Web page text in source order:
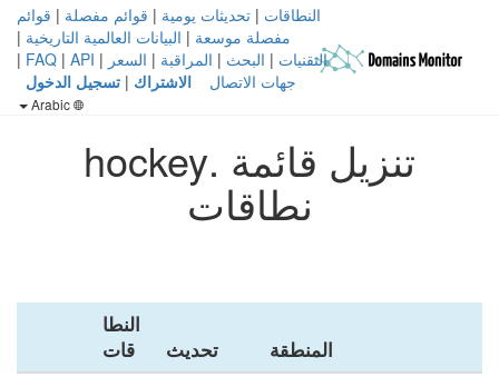
النطاقات | تحديثات يومية | قوائم مفصلة | قوائم
مفصلة موسعة | البيانات العالمية التاريخية |
التقنيات | البحث | المراقبة | السعر |
FAQ | API
|
جهات الاتصال
الاشتراك | تسجيل الدخول
تنزيل قائمة .hockey
نطاقات
المنطقة تحديث
النطا
قات